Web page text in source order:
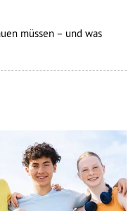
müssen – und was